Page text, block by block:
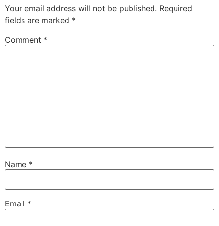
Your email address will not be published. Required
fields are marked *
Comment *
Name *
Email *